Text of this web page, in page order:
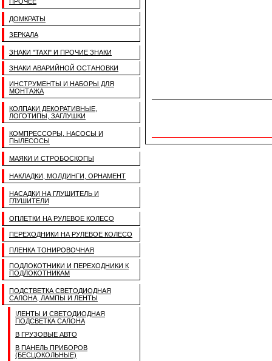
ДОМКРАТЫ
ЗЕРКАЛА
ЗНАКИ "TAXI" И ПРОЧИЕ ЗНАКИ
ЗНАКИ АВАРИЙНОЙ ОСТАНОВКИ
ИНСТРУМЕНТЫ И НАБОРЫ ДЛЯ
МОНТАЖА
КОЛПАКИ ДЕКОРАТИВНЫЕ,
ЛОГОТИПЫ, ЗАГЛУШКИ
КОМПРЕССОРЫ, НАСОСЫ И
ПЫЛЕСОСЫ
МАЯКИ И СТРОБОСКОПЫ
НАКЛАДКИ, МОЛДИНГИ, ОРНАМЕНТ
НАСАДКИ НА ГЛУШИТЕЛЬ И
ГЛУШИТЕЛИ
ОПЛЕТКИ НА РУЛЕВОЕ КОЛЕСО
ПЕРЕХОДНИКИ НА РУЛЕВОЕ КОЛЕСО
ПЛЕНКА ТОНИРОВОЧНАЯ
ПОДЛОКОТНИКИ И ПЕРЕХОДНИКИ К
ПОДЛОКОТНИКАМ
ПОДСТВЕТКА СВЕТОДИОДНАЯ
САЛОНА, ЛАМПЫ И ЛЕНТЫ
!ЛЕНТЫ И СВЕТОДИОДНАЯ
ПОДСВЕТКА САЛОНА
В ГРУЗОВЫЕ АВТО
В ПАНЕЛЬ ПРИБОРОВ
(БЕСЦОКОЛЬНЫЕ)